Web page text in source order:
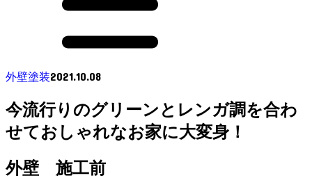
外壁塗装2021.10.08
今流行りのグリーンとレンガ調を合わ
せておしゃれなお家に大変身！
外壁 施工前